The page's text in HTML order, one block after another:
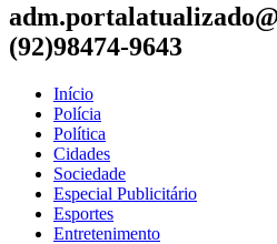
(92)98474-9643
Início
Polícia
Política
Cidades
Sociedade
Especial Publicitário
Esportes
Entretenimento